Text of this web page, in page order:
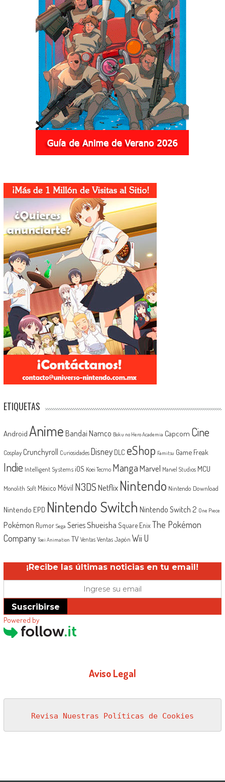
ETIQUETAS
Android Anime Bandai Namco Boku no Hero Academia Capcom Cine
Cosplay Crunchyroll Curiosidades Disney DLC eShop Famitsu Game Freak
Indie Intelligent Systems iOS Koei Tecmo MangaMarvel Marvel Studios MCU
Monolith Soft México Móvil N3DSNetflix Nintendo Nintendo Download
Nintendo EPD Nintendo Switch Nintendo Switch 2 One Piece
Pokémon Rumor Sega SeriesShueisha Square EnixThe Pokémon
Company Toei Animation TV Ventas Ventas Japón Wii U
¡Recibe las últimas noticias en tu email!
Suscribirse
Powered by
Aviso Legal
Revisa Nuestras Políticas de Cookies